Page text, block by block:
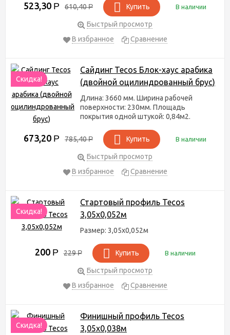
523,30 Р 610,40Р Купить В наличии
Быстрый просмотр
В избранное
Сравнение
Скидка!
Сайдинг Tecos Блок-хаус арабика
(двойной оцилиндрованный брус)
Длина: 3660 мм. Ширина рабочей
поверхности: 230мм. Площадь
покрытия одной штукой: 0,84м2.
673,20 Р 785,40Р Купить В наличии
Быстрый просмотр
В избранное
Сравнение
Скидка!
Стартовый профиль Tecos
3,05х0,052м
Размер: 3,05х0,052м
200 Р 229Р Купить В наличии
Быстрый просмотр
В избранное
Сравнение
Скидка!
Финишный профиль Tecos
3,05х0,038м